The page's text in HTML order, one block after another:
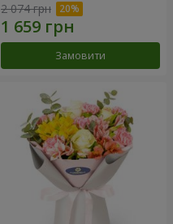
2 074 грн
Замовити